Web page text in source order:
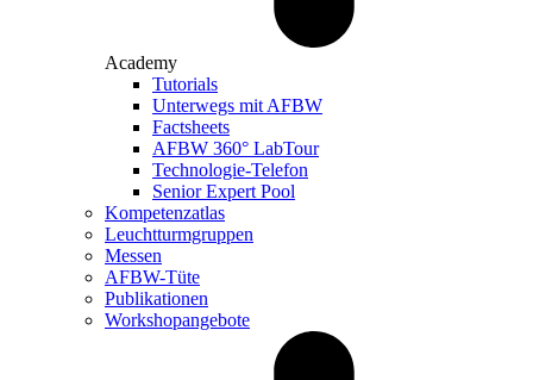
Academy
Tutorials
Unterwegs mit AFBW
Factsheets
AFBW 360° LabTour
Technologie-Telefon
Senior Expert Pool
Kompetenzatlas
Leuchtturm­gruppen
Messen
AFBW-Tüte
Publikationen
Workshopangebote